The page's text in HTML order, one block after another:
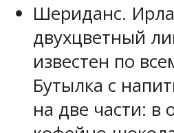
Шериданс.
двухцветный
известен по
Бутылка с
на две части: в